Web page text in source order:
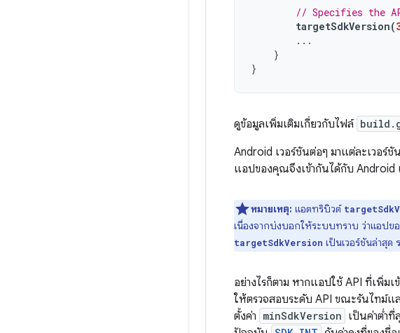
// Specifies the
targetSdkVersion(
...
}
}
ดูข้อมูลเพิ่มเติมเกี่ยวกับไฟล์
Android เวอร์ชันต่อๆ มาแต่ละเวอร์
แอปของคุณจึงเข้ากันได้กับ Android
หมายเหตุ: แอตทริบิวต์
เนื่องจากบ่งบอกให้ระบบทราบ ว่าแอปข
targetSdkVersion เป็นเวอร์ชันล่าสุด
อย่างไรก็ตาม หากแอปใช้ API ที่เพิ่ม
ให้ตรวจสอบระดับ API ขณะรันไทม์แ
ตั้งค่า minSdkVersion เป็นค่าต่ำ